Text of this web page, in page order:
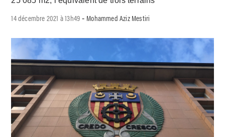
14 décembre 2021 à 13h49 - Mohammed Aziz Mestiri